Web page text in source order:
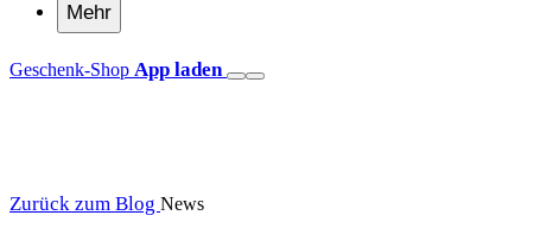
Mehr
Geschenk-Shop App laden
Zurück zum Blog News